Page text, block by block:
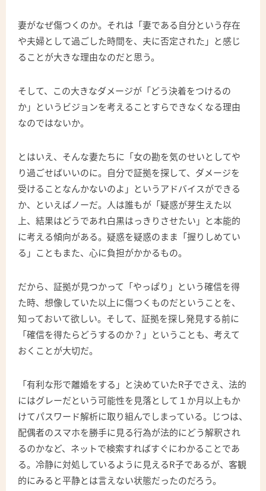
妻がなぜ傷つくのか。それは「妻である自分という存在
や夫婦として過ごした時間を、夫に否定された」と感じ
ることが大きな理由なのだと思う。
そして、この大きなダメージが「どう決着をつけるの
か」というビジョンを考えることすらできなくなる理由
なのではないか。
とはいえ、そんな妻たちに「女の勘を気のせいとしてや
り過ごせばいいのに。自分で証拠を探して、ダメージを
受けることなんかないのよ」というアドバイスができる
か、といえばノーだ。人は誰もが「疑惑が芽生えた以
上、結果はどうであれ白黒はっきりさせたい」と本能的
に考える傾向がある。疑惑を疑惑のまま「握りしめてい
る」こともまた、心に負担がかかるもの。
だから、証拠が見つかって「やっぱり」という確信を得
た時、想像していた以上に傷つくものだということを、
知っておいて欲しい。そして、証拠を探し発見する前に
「確信を得たらどうするのか？」ということも、考えて
おくことが大切だ。
「有利な形で離婚をする」と決めていたR子でさえ、法的
にはグレーだという可能性を見落として１か月以上もか
けてパスワード解析に取り組んでしまっている。じつは、
配偶者のスマホを勝手に見る行為が法的にどう解釈され
るのかなど、ネットで検索すればすぐにわかることであ
る。冷静に対処しているように見えるR子であるが、客観
的にみると平静とは言えない状態だったのだろう。